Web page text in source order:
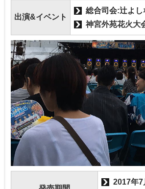
出演&イベント
総合司会:辻よ
神宮外苑花火大
2017年7